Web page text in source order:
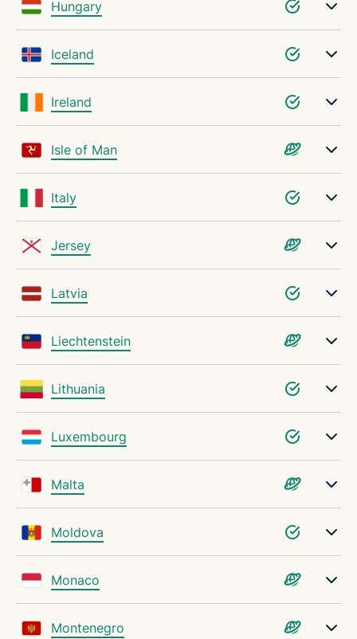
Hungary
Iceland
Ireland
Isle of Man
Italy
Jersey
Latvia
Liechtenstein
Lithuania
Luxembourg
Malta
Moldova
Monaco
Montenegro